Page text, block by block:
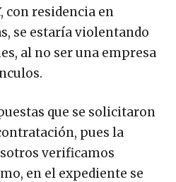
, con residencia en
se estaría violentando
al no ser una empresa
que se solicitaron
pues la
verificamos
en el expediente se